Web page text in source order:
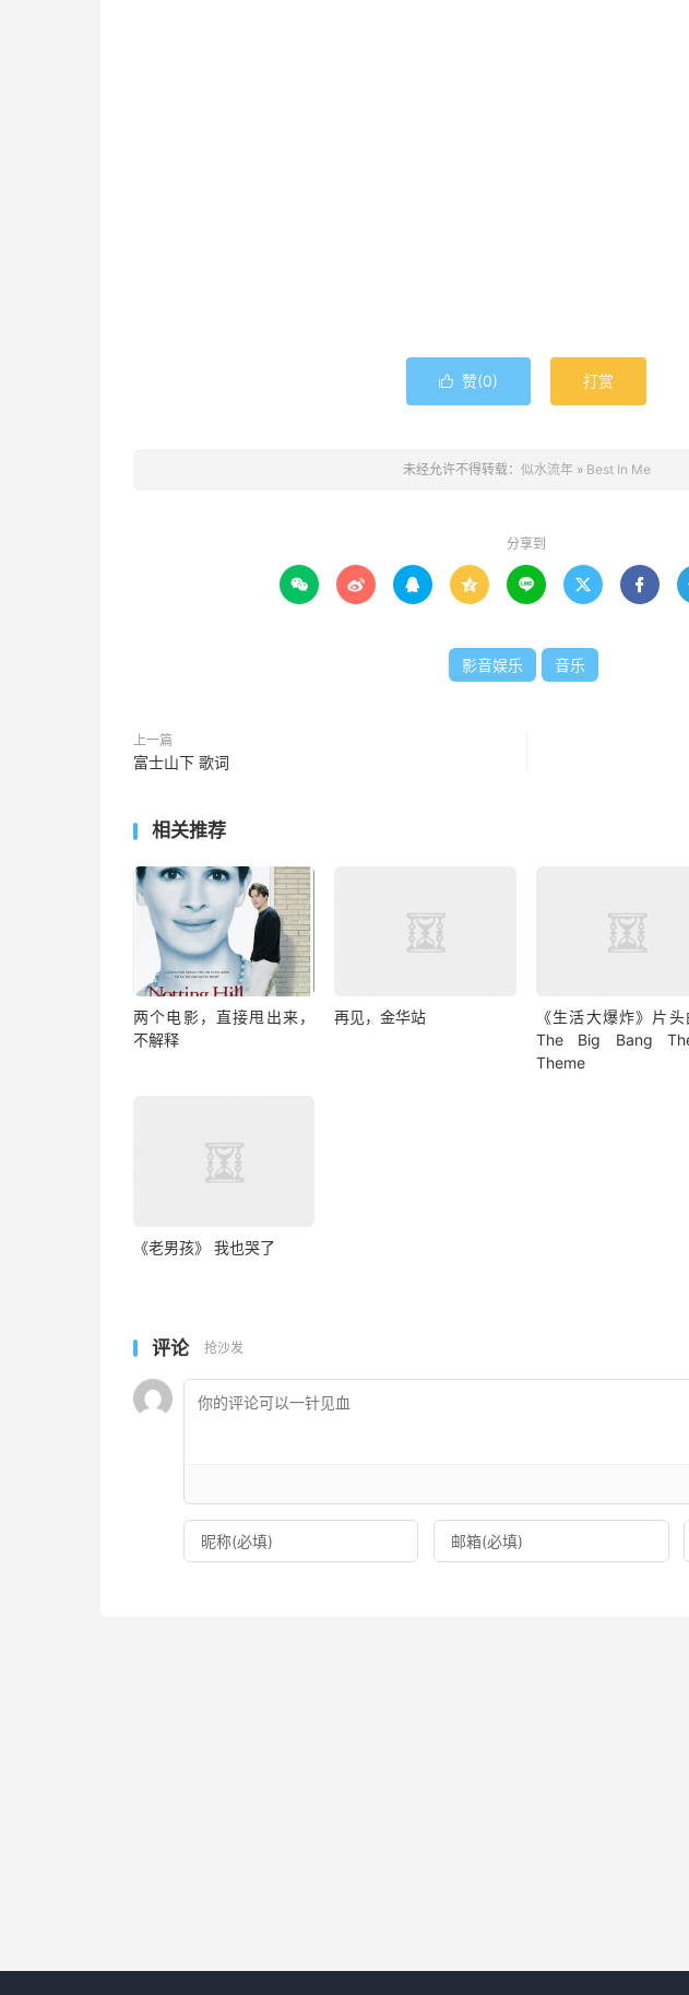
 赞(0) 打赏
未经允许不得转载： 似水流年» Best In Me
分享到
      
影音娱乐 音乐
上一篇
富士山下 歌词
相关推荐
两个电影，直接甩出来，
不解释
再见，金华站
《生活大爆炸》片头
The Big Bang
Theme
《老男孩》 我也哭了
评论 抢沙发